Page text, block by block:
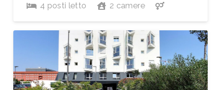
4 posti letto 2 camere